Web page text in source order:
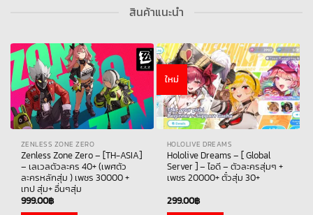
สินค้าแนะนำ
ZENLESS ZONE ZERO
Zenless Zone Zero – [TH-ASIA]
– เลเวลตัวละคร 40+ (เพศตัว
ละครหลักสุ่ม ) เพชร 30000 +
เทป สุ่ม+ อื่นๆสุ่ม
999.00฿
ใหม่
HOLOLIVE DREAMS
Hololive Dreams – [ Global
Server ] – ไอดี – ตัวละครสุ่มๆ +
เพชร 20000+ ตั๋วสุ่ม 30+
299.00฿